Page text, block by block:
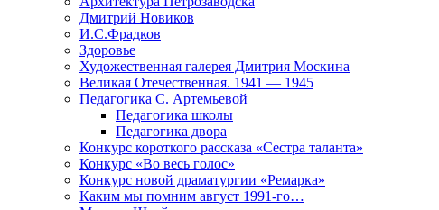
Дмитрий Новиков
И.С.Фрадков
Здоровье
Художественная галерея Дмитрия Москина
Великая Отечественная. 1941 — 1945
Педагогика С. Артемьевой
Педагогика школы
Педагогика двора
Конкурс короткого рассказа «Сестра таланта»
Конкурс «Во весь голос»
Конкурс новой драматургии «Ремарка»
Каким мы помним август 1991-го…